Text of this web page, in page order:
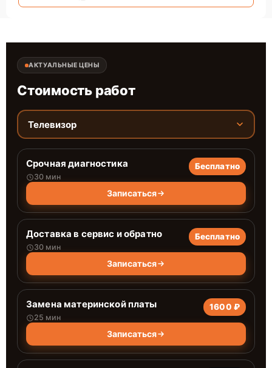
АКТУАЛЬНЫЕ ЦЕНЫ
Стоимость работ
Телевизор
Срочная диагностика
30 мин
Бесплатно
Записаться
Доставка в сервис и обратно
30 мин
Бесплатно
Записаться
Замена материнской платы
25 мин
1600 ₽
Записаться